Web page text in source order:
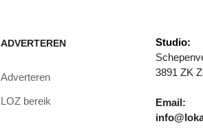
ADVERTEREN
Adverteren
LOZ bereik
Studio:
3891 ZK
Email: